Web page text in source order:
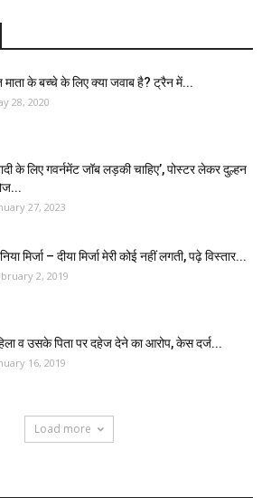
माता के बच्चे के लिए क्या जवाब है? ट्रैन में...
28, 2020
के लिए गवर्नमेंट जॉब लड़की चाहिए’, पोस्टर लेकर दुल्हन
27, 2023
मिर्जा – दीया मिर्जा मेरी कोई नहीं लगती, पढ़े विस्तार...
2, 2019
व उसके पिता पर दहेज देने का आरोप, केस दर्ज...
16, 2019
Load more